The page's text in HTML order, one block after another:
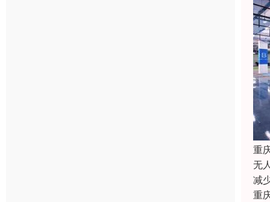
重
无
减
重